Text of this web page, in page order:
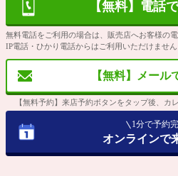
【無料】電話
無料電話をご利用の場合は、販売店へお客様の
IP電話・ひかり電話からはご利用いただけません
【無料】メール
【無料予約】来店予約ボタンをタップ後、カ
1分で予約
オンラインで